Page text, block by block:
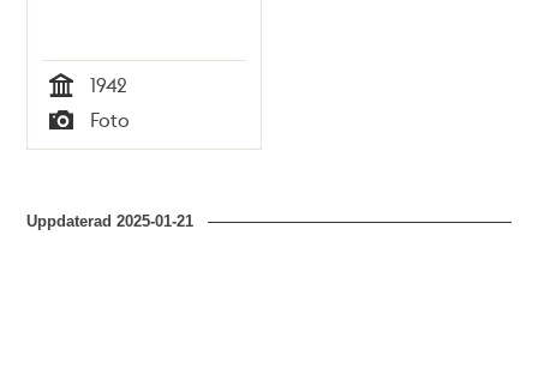
Tid
1942
Typ
Foto
Uppdaterad2025-01-21